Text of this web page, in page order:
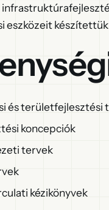
eszközeit készítettük
és területfejlesztési
koncepciók
tervek
kézikönyvek